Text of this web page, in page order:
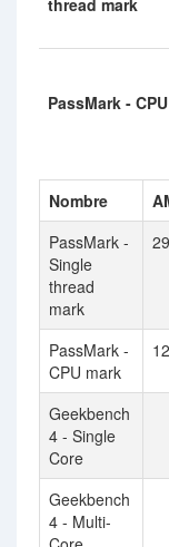
thread mark
PassMark -
Nombre
PassMark -
Single
thread
mark
PassMark -
CPU mark
Geekbench
4 - Single
Core
Geekbench
4 - Multi-